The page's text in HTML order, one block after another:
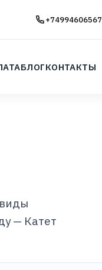
+74994606567
БЛОГКОНТАКТЫ
— Катет